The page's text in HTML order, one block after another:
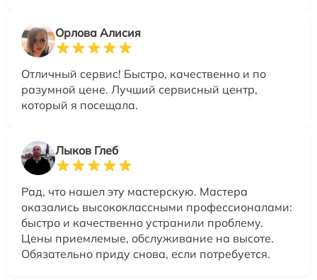
Орлова Алисия
Отличный сервис! Быстро, качественно и по
разумной цене. Лучший сервисный центр,
который я посещала.
Лыков Глеб
Рад, что нашел эту мастерскую. Мастера
оказались высококлассными профессионалами:
быстро и качественно устранили проблему.
Цены приемлемые, обслуживание на высоте.
Обязательно приду снова, если потребуется.